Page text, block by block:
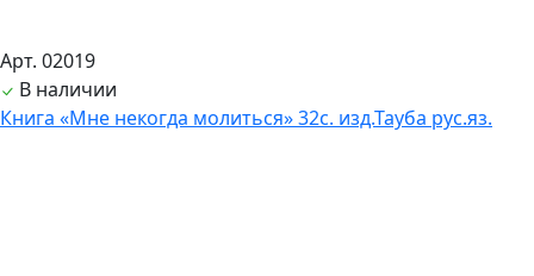
Арт. 02019
В наличии
Книга «Мне некогда молиться» 32с. изд.Тауба рус.яз.